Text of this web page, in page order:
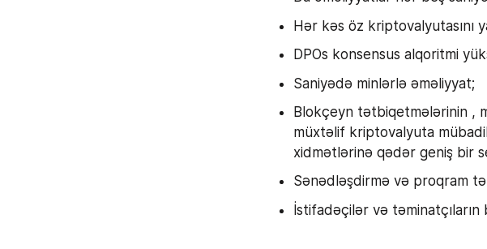
Hər kəs öz kriptovalyutasını
DPOs konsensus alqoritmi
Saniyədə minlərlə əməliyyat;
Blokçeyn tətbiqetmələrinin ,
müxtəlif kriptovalyuta
xidmətlərinə qədər geniş bir
Sənədləşdirmə və proqram
İstifadəçilər və təminatçıların